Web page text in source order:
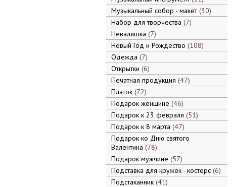
Музыкальный собор - макет 30
Набор для творчества 7
Неваляшка 7
Новый Год и Рождество 108
Одежда 7
Открытки 6
Печатная продукция 47
Платок 72
Подарок женщине 46
Подарок к 23 февраля 51
Подарок к 8 марта 47
Подарок ко Дню святого
Валентина 78
Подарок мужчине 57
Подставка для кружек - костерс 6
Подстаканник 41